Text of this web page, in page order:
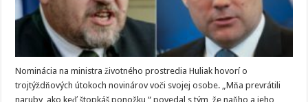
Nominácia na ministra životného prostredia Huliak hovorí o
trojtýždňových útokoch novinárov voči svojej osobe. „Mňa prevrátili
naruby, ako keď štopkáš ponožku,“ povedal s tým, že naňho a jeho